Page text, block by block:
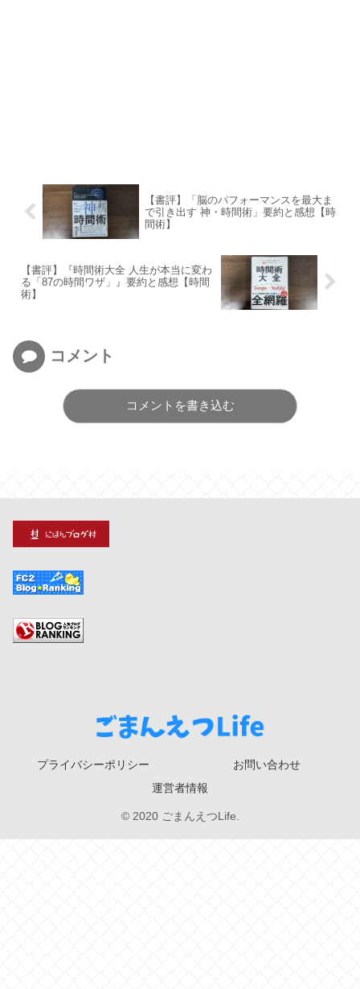
【書評】「脳のパフォーマンスを最大ま
で引き出す 神・時間術」要約と感想【時
間術】
【書評】『時間術大全 人生が本当に変わ
る「87の時間ワザ」』要約と感想【時間
術】
コメント
コメントを書き込む
プライバシーポリシー
お問い合わせ
運営者情報
© 2020 ごまんえつLife.